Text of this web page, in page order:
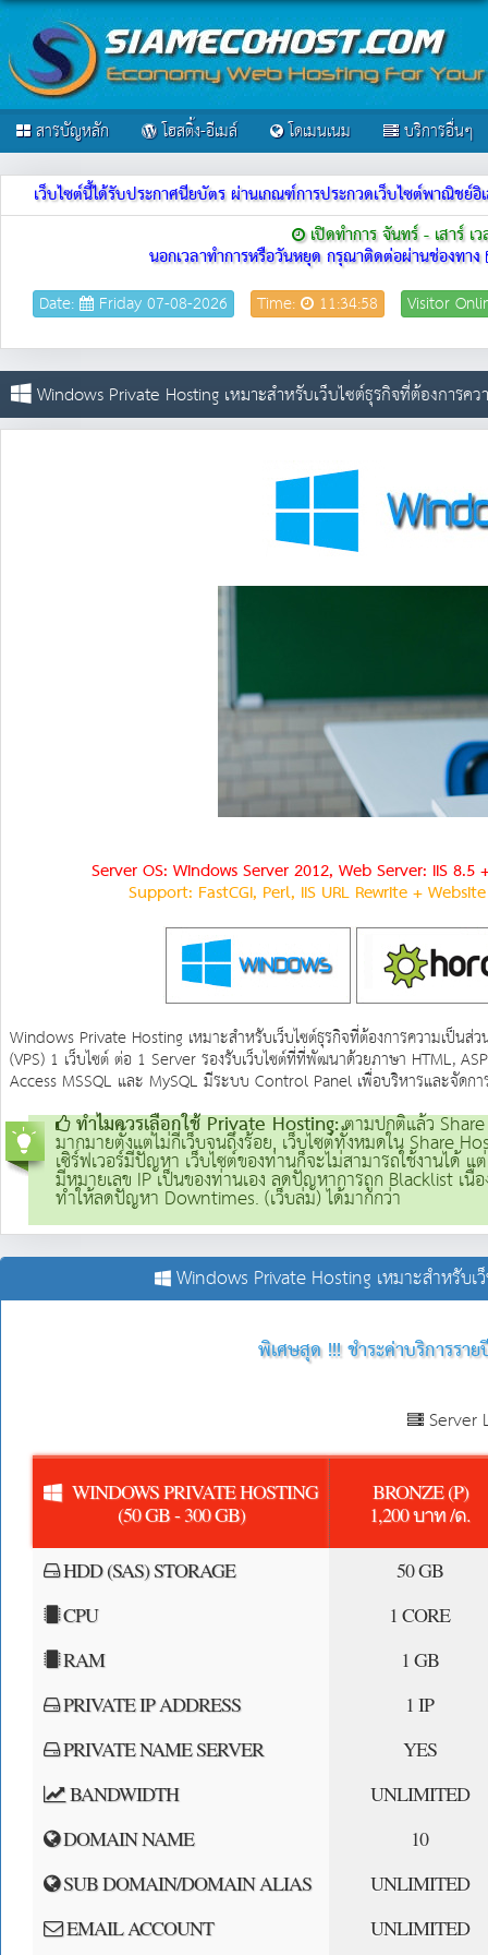
สารบัญหลัก โฮสติ้ง-อีเมล์ โดเมนเนม บริการอื่นๆ
เว็บไซต์นี้ได้รับประกาศนียบัตร ผ่านเกณฑ์การประกวดเว็บไซต์พาณิช
เปิดทำการ จันทร์ - เสาร์
นอกเวลาทำการหรือวันหยุด กรุณาติดต่อผ่านช่องทาง
Date: Friday 07-08-2026 Time: 11:34:58 Visitor
Windows Private Hosting เหมาะสำหรับเว็บไซต์ธุรกิจที่ต้องการค
Server OS: Windows Server 2012, Web Server: IIS 8.5
Support: FastCGI, Perl, IIS URL Rewrite +
Windows Private Hosting เหมาะสำหรับเว็บไซต์ธุรกิจที่ต้องการความเป็น
(VPS) 1 เว็บไซต์ ต่อ 1 Server รองรับเว็บไซต์ที่ที่พัฒนาด้วยภาษา HTML,
Access MSSQL และ MySQL มีระบบ Control Panel เพื่อบริหารและจัดกา
ทำไมควรเลือกใช้ Private Hosting:ตามปกติแล้ว Share
มากมายตั้งแต่ไม่กี่เว็บจนถึงร้อย, เว็บไซต์ทั้งหมดใน Share
เซิร์ฟเวอร์มีปัญหา เว็บไซต์ของท่านก็จะไม่สามารถใช้งานได้
มีหมายเลข IP เป็นของท่านเอง ลดปัญหาการถูก Blacklist เนื่
ทำให้ลดปัญหา Downtimes. (เว็บล่ม) ได้มากกว่า
Windows Private Hosting เหมาะสำหรับ
พิเศษสุด !!! ชำระค่าบริการรา
Server
WINDOWS PRIVATE HOSTING
(50 GB - 300 GB)
BRONZE (P)
1,200 บาท /ด.
HDD (SAS) STORAGE
50 GB
CPU
1 CORE
RAM
1 GB
PRIVATE IP ADDRESS
1 IP
PRIVATE NAME SERVER
YES
BANDWIDTH
UNLIMITED
DOMAIN NAME
10
SUB DOMAIN/DOMAIN ALIAS
UNLIMITED
EMAIL ACCOUNT
UNLIMITED